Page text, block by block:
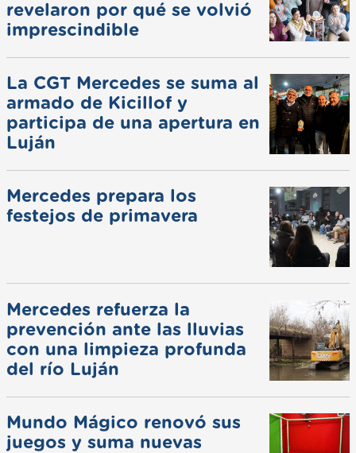
revelaron por qué se volvió
imprescindible
La CGT Mercedes se suma al
armado de Kicillof y
participa de una apertura en
Luján
Mercedes prepara los
festejos de primavera
Mercedes refuerza la
prevención ante las lluvias
con una limpieza profunda
del río Luján
Mundo Mágico renovó sus
juegos y suma nuevas